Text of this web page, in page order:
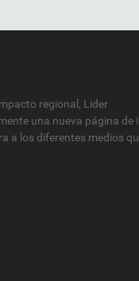
regional, Lider
una nueva página de
a los diferentes medios